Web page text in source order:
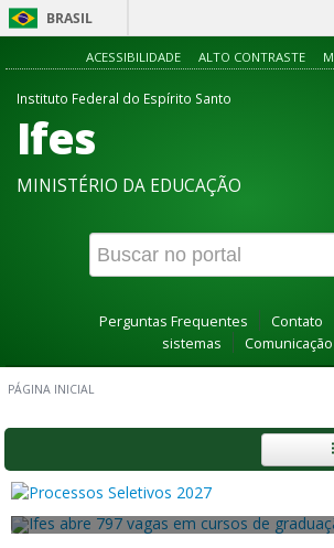
BRASIL
ACESSIBILIDADE ALTO CONTRASTE
Instituto Federal do Espírito Santo
Ifes
MINISTÉRIO DA EDUCAÇÃO
Perguntas Frequentes Contato
sistemas
Comunicação
PÁGINA INICIAL